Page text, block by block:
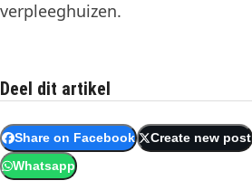
verpleeghuizen.
Deel dit artikel
Share on Facebook Create new post
Whatsapp